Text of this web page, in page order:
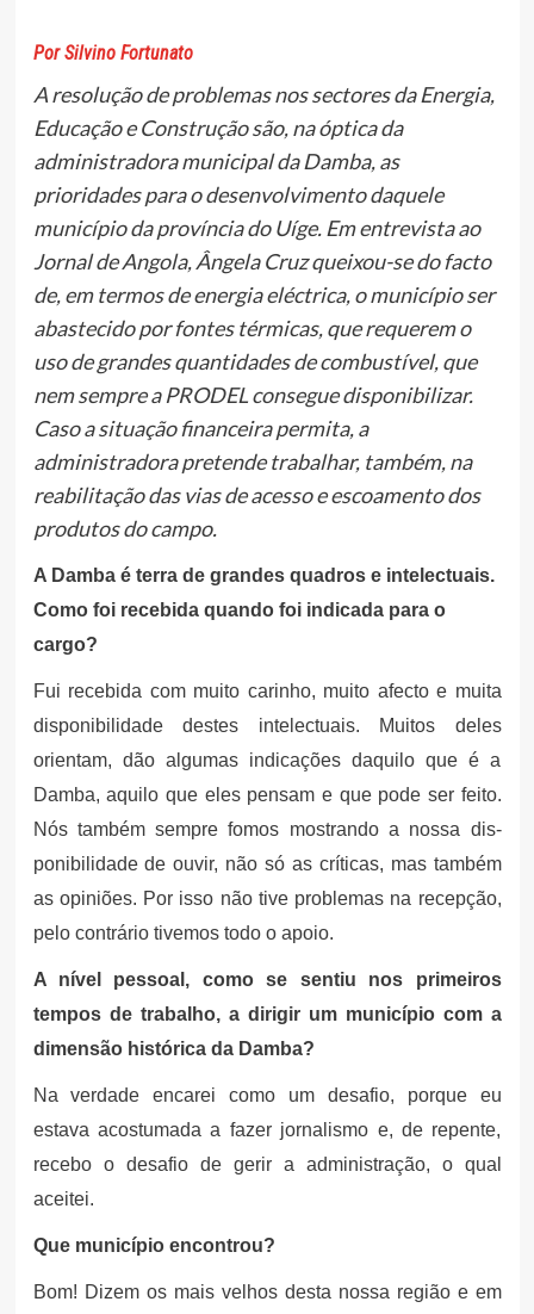
Por Silvino Fortunato
A resolução de problemas nos sectores da Energia,
Educação e Construção são, na óptica da
administradora municipal da Damba, as
prioridades para o desenvolvimento daquele
município da província do Uíge. Em entrevista ao
Jornal de Angola, Ângela Cruz queixou-se do facto
de, em termos de energia eléctrica, o município ser
abastecido por fontes térmicas, que requerem o
uso de grandes quantidades de combustível, que
nem sempre a PRODEL consegue disponibilizar.
Caso a situação financeira permita, a
administradora pretende trabalhar, também, na
reabilitação das vias de acesso e escoamento dos
produtos do campo.
A Damba é terra de grandes quadros e intelectuais.
Como foi recebida quando foi indicada para o
cargo?
Fui recebida com muito carinho, muito afecto e muita
disponibilidade destes intelectuais. Muitos deles
orientam, dão algumas indicações daquilo que é a
Damba, aquilo que eles pensam e que pode ser feito.
Nós também sempre fomos mostrando a nossa dis-
ponibilidade de ouvir, não só as críticas, mas também
as opiniões. Por isso não tive problemas na recepção,
pelo contrário tivemos todo o apoio.
A nível pessoal, como se sentiu nos primeiros
tempos de trabalho, a dirigir um município com a
dimensão histórica da Damba?
Na verdade encarei como um desafio, porque eu
estava acostumada a fazer jornalismo e, de repente,
recebo o desafio de gerir a administração, o qual
aceitei.
Que município encontrou?
Bom! Dizem os mais velhos desta nossa região e em